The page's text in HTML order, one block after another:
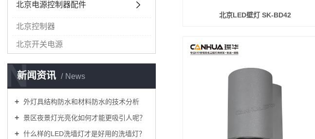
北京电源控制器配件
北京控制器
北京开关电源
新闻资讯 News
N
外灯具结构防水和材料防水的技术分析
景区夜景灯光亮化如何才能更吸引人呢？
什么样的LED洗墙灯才是好用的洗墙灯？
北京LED壁灯 SK-BD42